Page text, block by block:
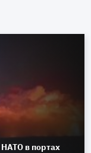
в портах